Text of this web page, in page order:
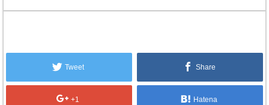
Tweet Share
+1 Hatena